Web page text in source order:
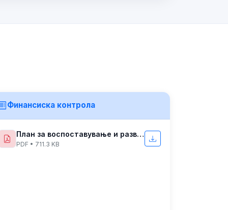
Финансиска контрола
План за воспоставување и развој на финансико управувње и контрола
PDF • 711.3 KB